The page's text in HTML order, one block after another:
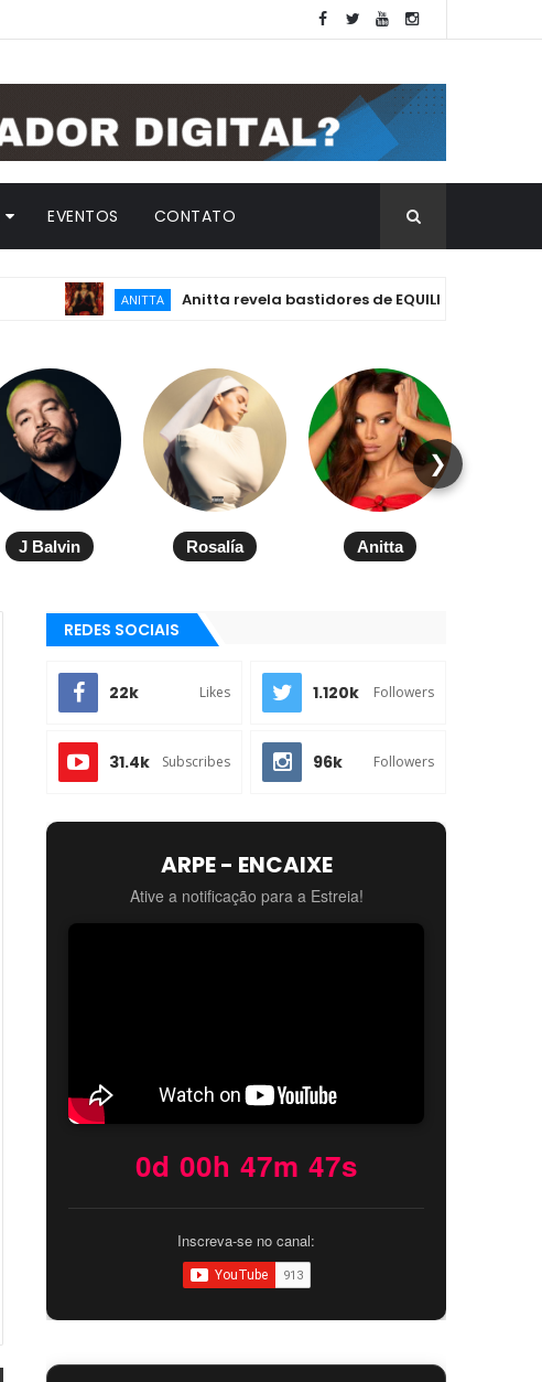
EVENTOS CONTATO
ANITTA Anitta revela bastidores de EQUILIBRIVM: emoção,
J Balvin Rosalía Anitta
❯
REDES SOCIAIS
22k Likes 1.120k Followers
31.4k Subscribes 96k Followers
ARPE - ENCAIXE
Ative a notificação para a Estreia!
0d 00h 47m 46s
Inscreva-se no canal: